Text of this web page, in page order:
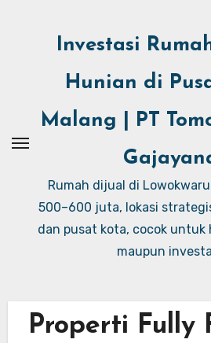
Investasi
Hunian di
Malang | PT
Rumah dijual di
500–600 juta, lokasi
dan pusat kota, cocok untuk
maupun
Properti Fully